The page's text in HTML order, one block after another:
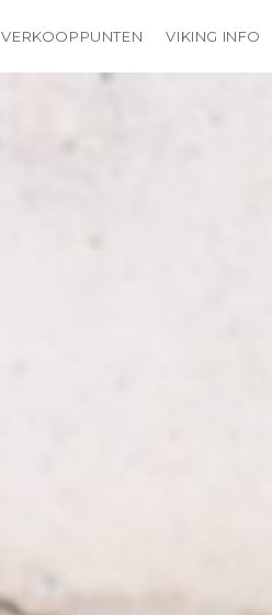
VERKOOPPUNTEN VIKING INFO